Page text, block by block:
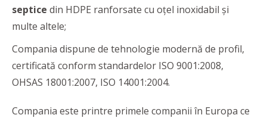
septice din HDPE ranforsate cu oțel inoxidabil și
multe altele;
Compania dispune de tehnologie modernă de profil,
certificată conform standardelor ISO 9001:2008,
OHSAS 18001:2007, ISO 14001:2004.
Compania este printre primele companii în Europa ce